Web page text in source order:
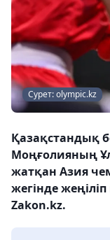
Сурет: olympic.kz
Қазақстандық
Моңғолияның
жатқан Азия
жегінде
Zakon.kz.